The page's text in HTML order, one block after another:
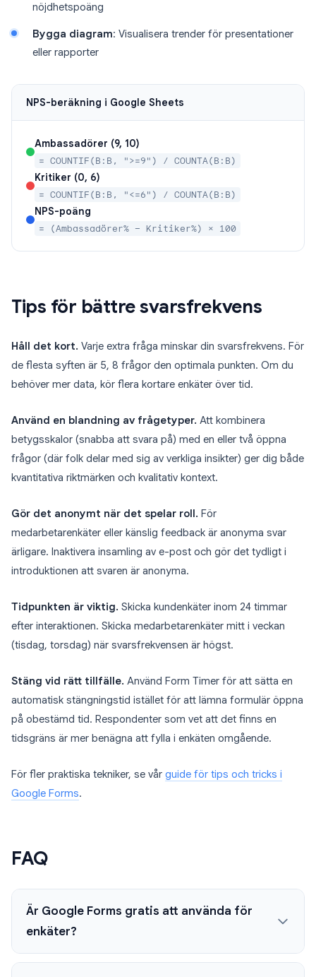
nöjdhetspoäng
Bygga diagram: Visualisera trender för presentationer
eller rapporter
NPS-beräkning i Google Sheets
Ambassadörer (9, 10)
= COUNTIF(B:B, ">=9") / COUNTA(B:B)
Kritiker (0, 6)
= COUNTIF(B:B, "<=6") / COUNTA(B:B)
NPS-poäng
= (Ambassadörer% − Kritiker%) × 100
Tips för bättre svarsfrekvens
Håll det kort. Varje extra fråga minskar din svarsfrekvens. För
de flesta syften är 5, 8 frågor den optimala punkten. Om du
behöver mer data, kör flera kortare enkäter över tid.
Använd en blandning av frågetyper. Att kombinera
betygsskalor (snabba att svara på) med en eller två öppna
frågor (där folk delar med sig av verkliga insikter) ger dig både
kvantitativa riktmärken och kvalitativ kontext.
Gör det anonymt när det spelar roll. För
medarbetarenkäter eller känslig feedback är anonyma svar
ärligare. Inaktivera insamling av e-post och gör det tydligt i
introduktionen att svaren är anonyma.
Tidpunkten är viktig. Skicka kundenkäter inom 24 timmar
efter interaktionen. Skicka medarbetarenkäter mitt i veckan
(tisdag, torsdag) när svarsfrekvensen är högst.
Stäng vid rätt tillfälle. Använd Form Timer för att sätta en
automatisk stängningstid istället för att lämna formulär öppna
på obestämd tid. Respondenter som vet att det finns en
tidsgräns är mer benägna att fylla i enkäten omgående.
För fler praktiska tekniker, se vår guide för tips och tricks i
Google Forms.
FAQ
Är Google Forms gratis att använda för
enkäter?